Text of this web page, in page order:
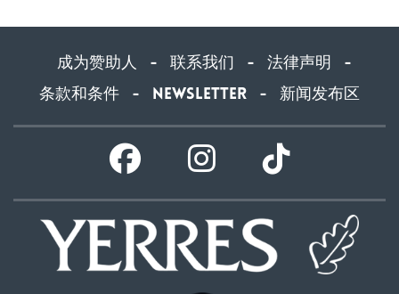
成为赞助人 - 联系我们 - 法律声明 -
条款和条件 - Newsletter - 新闻发布区